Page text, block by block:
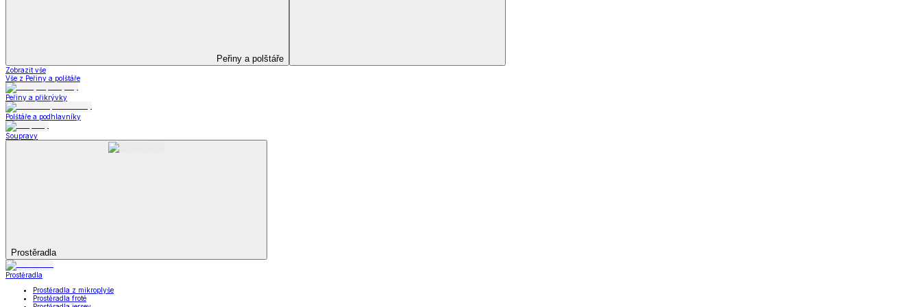
Koupelna
Koupelna
Ručníky a osušky
Koupelnové předložky
Zobrazit vše
Vše z Koupelna
Ručníky a osušky
Koupelnové předložky